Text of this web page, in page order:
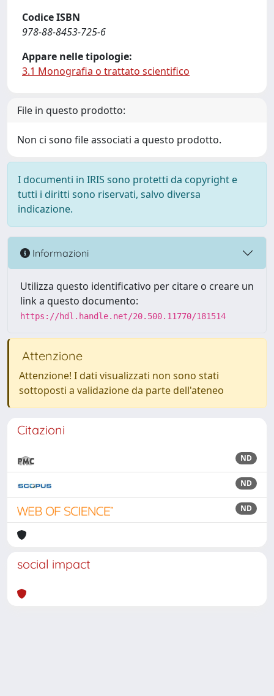
Codice ISBN
978-88-8453-725-6
Appare nelle tipologie:
3.1 Monografia o trattato scientifico
File in questo prodotto:
Non ci sono file associati a questo prodotto.
I documenti in IRIS sono protetti da copyright e
tutti i diritti sono riservati, salvo diversa
indicazione.
Informazioni
Utilizza questo identificativo per citare o creare un
link a questo documento:
https://hdl.handle.net/20.500.11770/181514
Attenzione
Attenzione! I dati visualizzati non sono stati
sottoposti a validazione da parte dell'ateneo
Citazioni
ND
ND
ND
social impact